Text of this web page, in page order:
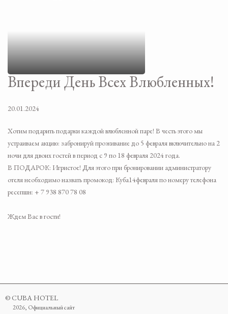
Впереди День Всех Влюбленных!
20.01.2024
Хотим подарить подарки каждой влюбленной паре! В честь этого мы
устраиваем акцию: забронируй проживание до 5 февраля включительно на 2
ночи для двоих гостей в период с 9 по 18 февраля 2024 года.
В ПОДАРОК: Игристое! Для этого при бронировании администратору
отеля необходимо назвать промокод: Куба14февраля по номеру телефона
ресепшн: + 7 938 870 78 08
Ждем Вас в гости!
© CUBA HOTEL
2026, Официальный сайт